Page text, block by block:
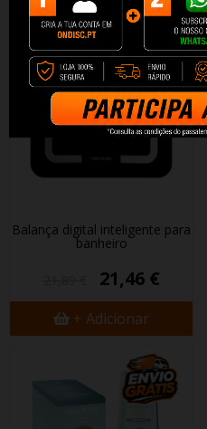
Balança digital inteligente para
banheiro
21,46 €
+ Adicionar